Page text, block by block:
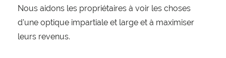
Nous aidons les propriétaires à voir les choses
d’une optique impartiale et large et à maximiser
leurs revenus.